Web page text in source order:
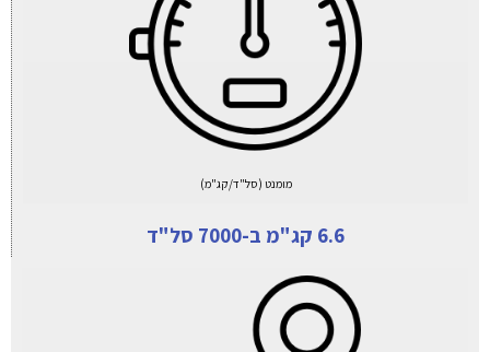
מומנט (סל"ד/קג"מ)
6.6 קג"מ ב-7000 סל"ד